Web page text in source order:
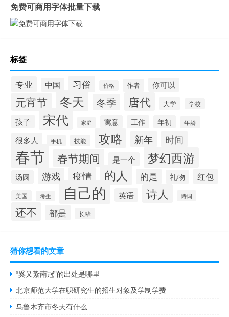
免费可商用字体批量下载
标签
专业 中国 习俗 价格 作者 你可以
元宵节 冬天 冬季 唐代 大学 学校
孩子 宋代 家庭 寓意 工作 年初 年龄
很多人 手机 技能 攻略 新年 时间
春节 春节期间 是一个 梦幻西游
汤圆 游戏 疫情 的人 的是 礼物 红包
美国 考生 自己的 英语 诗人 诗词
还不 都是 长辈
猜你想看的文章
“奚又絷南冠”的出处是哪里
北京师范大学在职研究生的招生对象及学制学费
乌鲁木齐市冬天有什么